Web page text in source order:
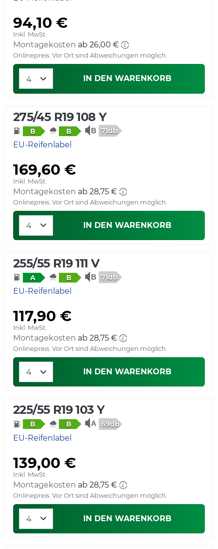
94,10 €
Inkl. MwSt.
Montagekosten ab 26,00 €
Onlinepreis. Vor Ort sind Abweichungen möglich.
IN DEN WARENKORB
275/45 R19 108 Y
B B 71db
EU-Reifenlabel
169,60 €
Inkl. MwSt.
Montagekosten ab 28,75 €
Onlinepreis. Vor Ort sind Abweichungen möglich.
IN DEN WARENKORB
255/55 R19 111 V
A B 71db
EU-Reifenlabel
117,90 €
Inkl. MwSt.
Montagekosten ab 28,75 €
Onlinepreis. Vor Ort sind Abweichungen möglich.
IN DEN WARENKORB
225/55 R19 103 Y
B B 69db
EU-Reifenlabel
139,00 €
Inkl. MwSt.
Montagekosten ab 28,75 €
Onlinepreis. Vor Ort sind Abweichungen möglich.
IN DEN WARENKORB